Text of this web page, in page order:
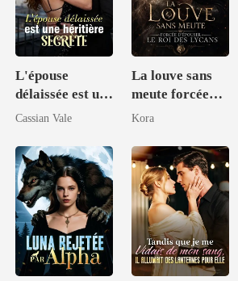
L'épouse
délaissée est une
héritière
Cassian Vale
La louve sans
meute forcée
d'épouser le roi
Kora